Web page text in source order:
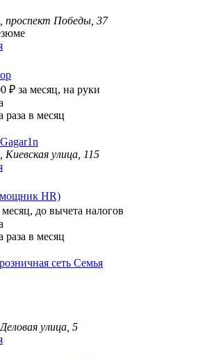
проспект Победы, 37
₽ за месяц, на руки
в месяц
улица, 115
HR)
месяц, до вычета налогов
в месяц
сеть Семья
улица, 5